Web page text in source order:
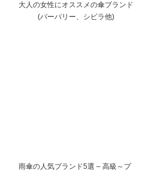
大人の女性にオススメの傘ブランド
(バーバリー、シビラ他)
雨傘の人気ブランド5選 – 高級～プ